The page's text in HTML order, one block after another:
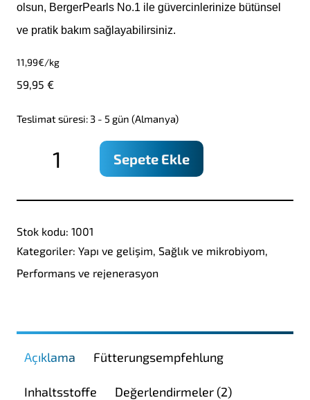
olsun, BergerPearls No.1 ile güvercinlerinize bütünsel
ve pratik bakım sağlayabilirsiniz.
11,99€/kg
59,95 €
Teslimat süresi: 3 - 5 gün (Almanya)
BergerPearls
Kraft-
Perle
adet
Sepete Ekle
Stok kodu: 1001
Kategoriler: Yapı ve gelişim Sağlık ve mikrobiyom
Performans ve rejenerasyon
Açıklama Fütterungsempfehlung
Inhaltsstoffe Değerlendirmeler (2)